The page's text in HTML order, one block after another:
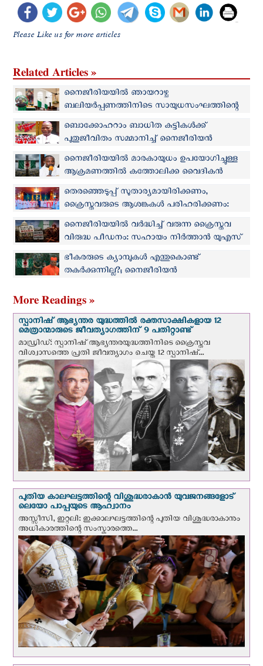
Please Like us for more articles
Related Articles »
നൈജീരിയയില്‍ ഞായറാഴ്ച
ബലിയര്‍പ്പണത്തിനിടെ സായുധസംഘത്തിന്റെ
ആക്രമണം: 2 പേരെ തട്ടിക്കൊണ്ടുപോയി
ബൊക്കോഹറാം ബാധിത കുട്ടികൾക്ക്
പുതുജീവിതം സമ്മാനിച്ച് നൈജീരിയന്‍
സഭയുടെ വിദ്യാഭ്യാസ പദ്ധതി
നൈജീരിയയിൽ മാരകായുധം ഉപയോഗിച്ചുള്ള
ആക്രമണത്തിൽ കത്തോലിക്ക വൈദികൻ
കൊല്ലപ്പെട്ടു
തെരഞ്ഞെടുപ്പ് സുതാര്യമായിരിക്കണം,
ക്രൈസ്തവരുടെ ആശങ്കകൾ പരിഹരിക്കണം:
നൈജീരിയന്‍ മെത്രാൻ സമിതി
നൈജീരിയയില്‍ വര്‍ദ്ധിച്ച് വരുന്ന ക്രൈസ്തവ
വിരുദ്ധ പീഡനം: സഹായം നിർത്താൻ യുഎസ്
ബിൽ
ഭീകരരുടെ ക്യാമ്പുകൾ എന്തുകൊണ്ട്
തകർക്കുന്നില്ല?; നൈജീരിയൻ
ഒനയേക്കൻ
More Readings »
സ്പാനിഷ് ആഭ്യന്തര യുദ്ധത്തില്‍ രക്തസാക്ഷികളായ 12
മെത്രാന്മാരുടെ ജീവത്യാഗത്തിന് 9 പതിറ്റാണ്ട്
മാഡ്രിഡ്: സ്പാനിഷ് ആഭ്യന്തരയുദ്ധത്തിനിടെ ക്രൈസ്തവ
വിശ്വാസത്തെ പ്രതി ജീവത്യാഗം ചെയ്ത 12 സ്പാനിഷ്...
പുതിയ കാലഘട്ടത്തിന്റെ വിശുദ്ധരാകാന്‍ യുവജനങ്ങളോട്
ലെയോ പാപ്പയുടെ ആഹ്വാനം
അസ്സീസി, ഇറ്റലി: ഇക്കാലഘട്ടത്തിന്റെ പുതിയ വിശുദ്ധരാകാനും
അധികാരത്തിന്റെ സംസ്കാരത്തെ...